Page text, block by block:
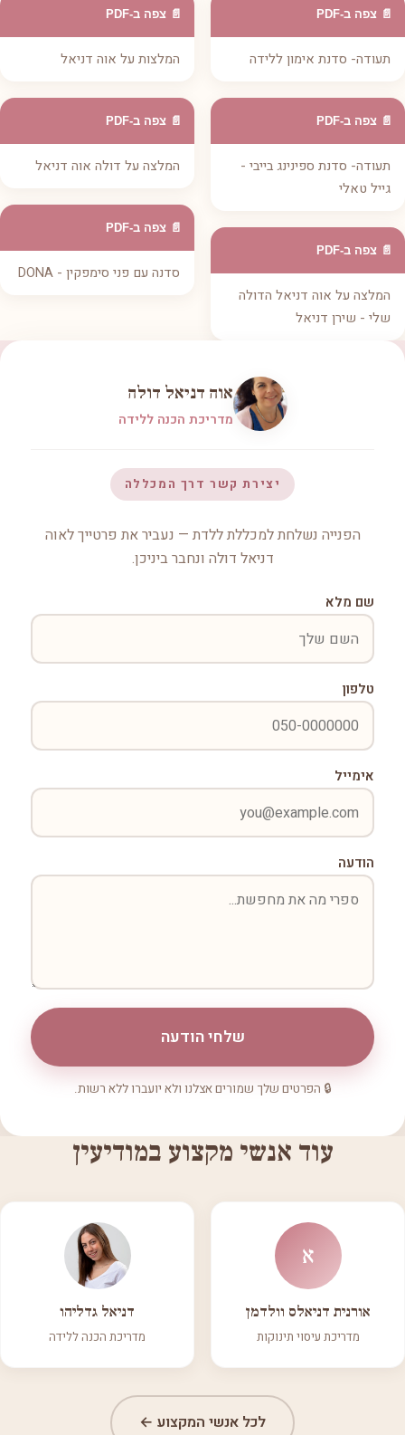
📄 צפה ב-PDF
תעודה- סדנת אימון ללידה
📄 צפה ב-PDF
תעודה- סדנת ספינינג בייבי -
גייל טאלי
📄 צפה ב-PDF
המלצה על אוה דניאל הדולה
שלי - שירן דניאל
📄 צפה ב-PDF
המלצות על אוה דניאל
📄 צפה ב-PDF
המלצה על דולה אוה דניאל
📄 צפה ב-PDF
סדנה עם פני סימפקין - DONA
אוה דניאל דולה
מדריכת הכנה ללידה
יצירת קשר דרך המכללה
הפנייה נשלחת למכללת ללדת — נעביר את פרטייך לאוה
דניאל דולה ונחבר ביניכן.
שם מלא
טלפון
אימייל
הודעה
שלחי הודעה
🔒 הפרטים שלך שמורים אצלנו ולא יועברו ללא רשות.
עוד אנשי מקצוע במודיעין
א
אורנית דניאלס וולדמן
מדריכת עיסוי תינוקות
דניאל גדליהו
מדריכת הכנה ללידה
לכל אנשי המקצוע ←